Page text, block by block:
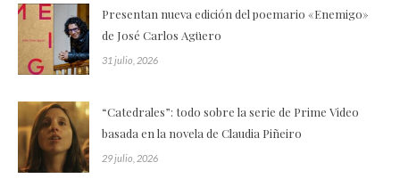
Presentan nueva edición del poemario «Enemigo»
de José Carlos Agüero
31 julio, 2026
“Catedrales”: todo sobre la serie de Prime Video
basada en la novela de Claudia Piñeiro
29 julio, 2026